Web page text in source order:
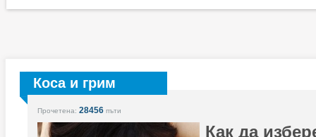
Коса и грим
Прочетена: 28456 пъти
Как да